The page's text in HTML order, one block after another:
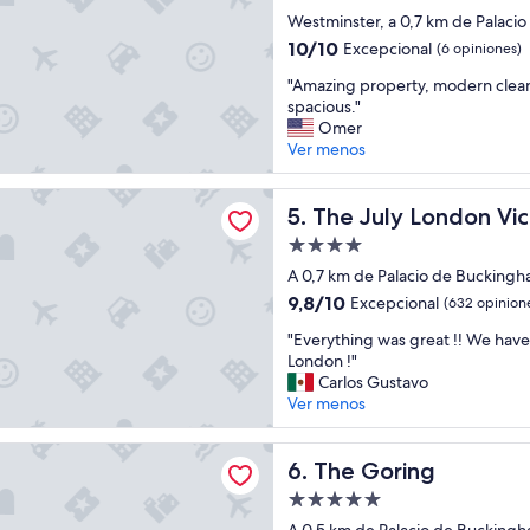
s
é
o
u
r
a
b
s
o
u
m
e
t
e
c
e
p
t
o
de
3.0
Westminster, a 0,7 km de
10.0
10,
Excepcional,
(6
opiniones)
10/10 Excepcional (6 opiniones)
"
A
m
a
z
i
n
g
p
r
o
e
r
y
,
m
o
d
e
"Amazing property, modern
spacious."
Omer
Ver menos
5. The July London
The July London Victoria
Propiedad
de
4.0
A 0,7 km de Palacio de
9.8
10,
Excepcional,
(632
opiniones)
9,8/10 Excepcional (632
"
E
v
e
r
y
t
"Everything was great !! We
London !"
Carlos Gustavo
Ver menos
Victoria
6. The Goring
The Goring
Propiedad